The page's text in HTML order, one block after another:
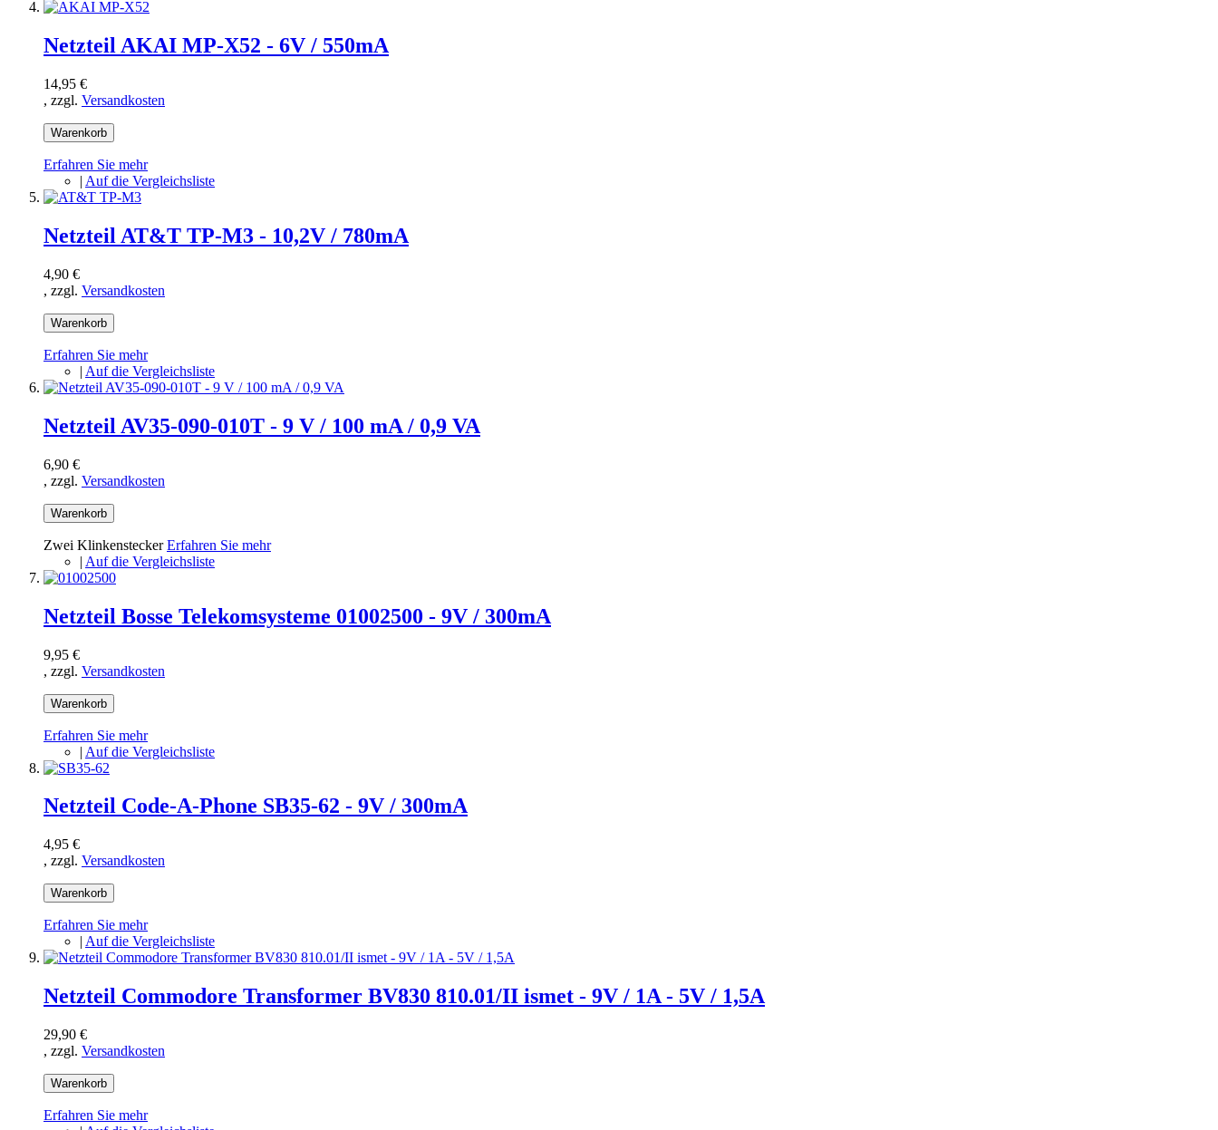
Netzteil AKAI MP-X52 - 6V / 550mA
14,95 €
, zzgl. Versandkosten
Warenkorb
Erfahren Sie mehr
| Auf die Vergleichsliste
Netzteil AT&T TP-M3 - 10,2V / 780mA
4,90 €
, zzgl. Versandkosten
Warenkorb
Erfahren Sie mehr
| Auf die Vergleichsliste
Netzteil AV35-090-010T - 9 V / 100 mA / 0,9 VA
6,90 €
, zzgl. Versandkosten
Warenkorb
Zwei KlinkensteckerErfahren Sie mehr
| Auf die Vergleichsliste
Netzteil Bosse Telekomsysteme 01002500 - 9V / 300mA
9,95 €
, zzgl. Versandkosten
Warenkorb
Erfahren Sie mehr
| Auf die Vergleichsliste
Netzteil Code-A-Phone SB35-62 - 9V / 300mA
4,95 €
, zzgl. Versandkosten
Warenkorb
Erfahren Sie mehr
| Auf die Vergleichsliste
Netzteil Commodore Transformer BV830 810.01/II ismet - 9V / 1A - 5V / 1,5A
29,90 €
, zzgl. Versandkosten
Warenkorb
Erfahren Sie mehr